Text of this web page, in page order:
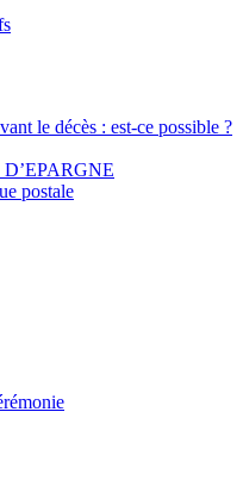
le décès : est-ce possible ?
D’EPARGNE
postale